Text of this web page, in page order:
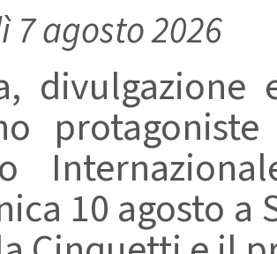
7 agosto 2026
10 agosto